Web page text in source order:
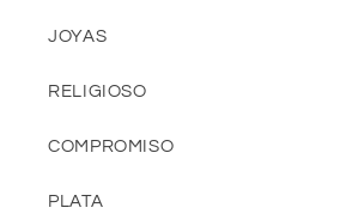
JOYAS
RELIGIOSO
COMPROMISO
PLATA